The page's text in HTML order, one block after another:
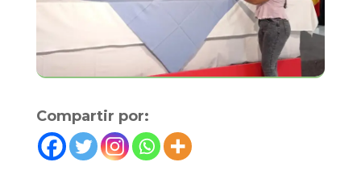
Compartir por: